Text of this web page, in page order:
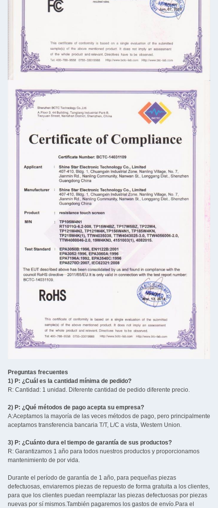
Preguntas frecuentes
1) P: ¿Cuál es la cantidad mínima de pedido?
R: Cantidad: 1 unidad. Diferente cantidad de pedido diferente precio.
2) P: ¿Qué métodos de pago acepta su empresa?
A:Aceptamos la mayoría de las veces métodos de pago, pero principalmente
aceptamos transferencia bancaria T/T, L/C a vista, Western Union.
3) P: ¿Cuánto dura el tiempo de garantía de sus productos?
R: Garantizamos 1 año para todos nuestros productos y proporcionamos
mantenimiento de por vida.
Durante el período de garantía de 1 año, para pequeñas piezas
defectuosas, enviaremos piezas de repuesto de forma gratuita a los clientes,
para que los clientes puedan reemplazar las piezas defectuosas por piezas
nuevas por sí mismos.También pagaremos los gastos de envío.Para el